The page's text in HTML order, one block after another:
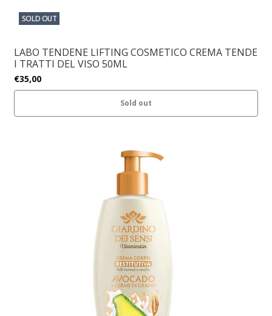
SOLD OUT
LABO TENDENE LIFTING COSMETICO CREMA TENDE
I TRATTI DEL VISO 50ML
€35,00
Sold out